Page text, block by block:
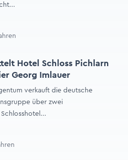
Hotel Schloss Pichlarn
Georg Imlauer
verkauft die deutsche
über zwei